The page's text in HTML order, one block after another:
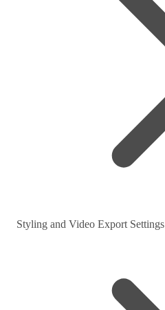
Styling and Video Export Settings